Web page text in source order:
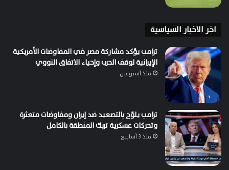
اخر الاخبار السياسية
ترامب يؤكد مشاركة مصر في المفاوضات الأمريكية
الإيرانية لوقف الحرب وإحياء الاتفاق النووي
منذ أسبوعين
ترامب يلوّح بالتصعيد ضد إيران ومفاوضات متعثرة
وتحركات عسكرية تربك المنطقة بالكامل
منذ 3 أسابيع